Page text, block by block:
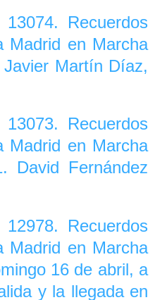
Recuerdos
Madrid en Marcha
Martín Díaz,
Recuerdos
Madrid en Marcha
David Fernández
Recuerdos
Madrid en Marcha
16 de abril, a
y la llegada en